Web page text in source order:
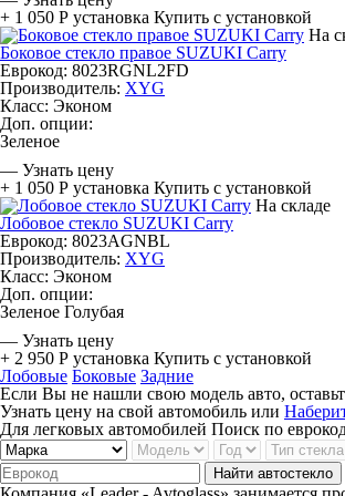
+ 1 050 Р установка Купить с установкой
На
Боковое стекло правое SUZUKI Carry
Еврокод: 8023RGNL2FD
Производитель: XYG
Класс: Эконом
Доп. опции:
Зеленое
— Узнать цену
+ 1 050 Р установка Купить с установкой
На складе
Лобовое стекло SUZUKI Carry
Еврокод: 8023AGNBL
Производитель: XYG
Класс: Эконом
Доп. опции:
Зеленое Голубая
— Узнать цену
+ 2 950 Р установка Купить с установкой
Лобовые Боковые Задние
Если Вы не нашли свою модель авто,
Узнать цену на свой автомобиль или
Для легковых автомобилей Поиск по
Найти автостекло